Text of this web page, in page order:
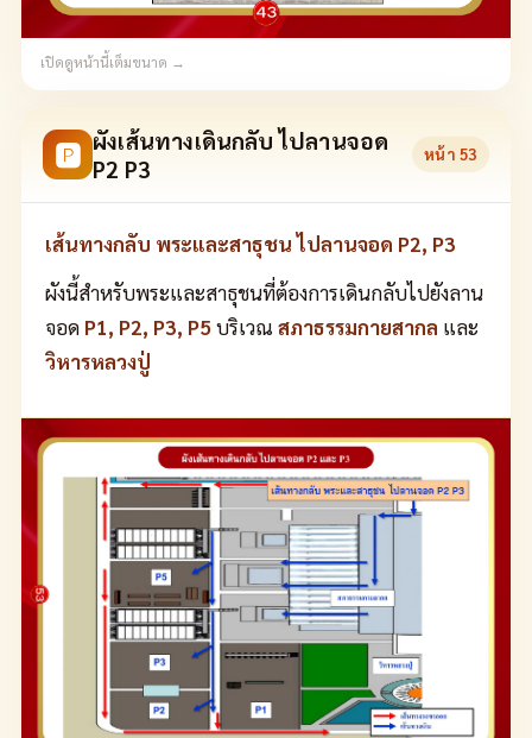
เปิดดูหน้านี้เต็มขนาด →
🅿 ผังเส้นทางเดินกลับ ไปลานจอด
P2 P3
หน้า 53
เส้นทางกลับ พระและสาธุชน ไปลานจอด P2, P3
ผังนี้สำหรับพระและสาธุชนที่ต้องการเดินกลับไปยังลาน
จอด P1, P2, P3, P5บริเวณ สภาธรรมกายสากล และ
วิหารหลวงปู่